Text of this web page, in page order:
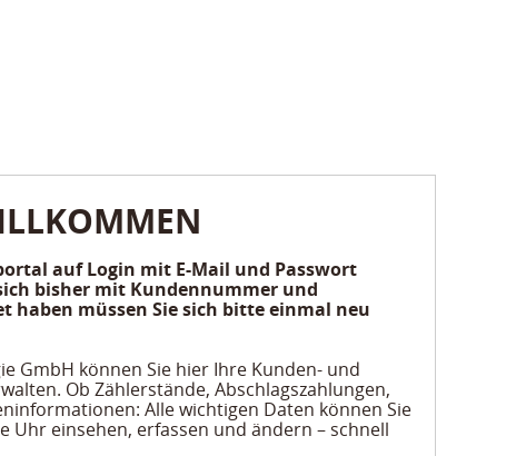
auf Login mit E-Mail und Passwort
bisher mit Kundennummer und
haben müssen Sie sich bitte einmal neu
GmbH können Sie hier Ihre Kunden- und
Ob Zählerstände, Abschlagszahlungen,
Alle wichtigen Daten können Sie
Uhr einsehen, erfassen und ändern – schnell